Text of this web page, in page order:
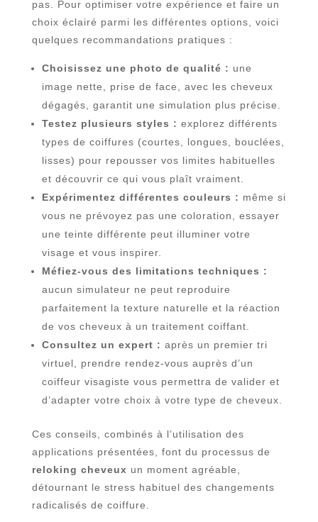
pas. Pour optimiser votre expérience et faire un
choix éclairé parmi les différentes options, voici
quelques recommandations pratiques :
Choisissez une photo de qualité : une
image nette, prise de face, avec les cheveux
dégagés, garantit une simulation plus précise.
Testez plusieurs styles : explorez différents
types de coiffures (courtes, longues, bouclées,
lisses) pour repousser vos limites habituelles
et découvrir ce qui vous plaît vraiment.
Expérimentez différentes couleurs : même si
vous ne prévoyez pas une coloration, essayer
une teinte différente peut illuminer votre
visage et vous inspirer.
Méfiez-vous des limitations techniques :
aucun simulateur ne peut reproduire
parfaitement la texture naturelle et la réaction
de vos cheveux à un traitement coiffant.
Consultez un expert : après un premier tri
virtuel, prendre rendez-vous auprès d’un
coiffeur visagiste vous permettra de valider et
d’adapter votre choix à votre type de cheveux.
Ces conseils, combinés à l’utilisation des
applications présentées, font du processus de
reloking cheveux un moment agréable,
détournant le stress habituel des changements
radicalisés de coiffure.